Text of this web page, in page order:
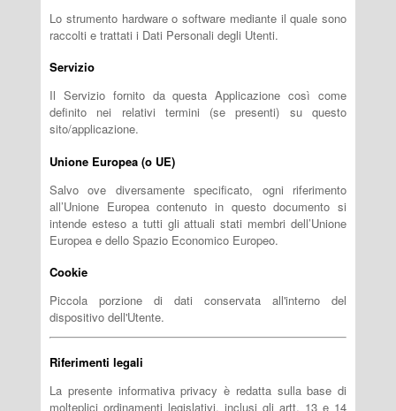
Lo strumento hardware o software mediante il quale sono
raccolti e trattati i Dati Personali degli Utenti.
Servizio
Il Servizio fornito da questa Applicazione così come
definito nei relativi termini (se presenti) su questo
sito/applicazione.
Unione Europea (o UE)
Salvo ove diversamente specificato, ogni riferimento
all’Unione Europea contenuto in questo documento si
intende esteso a tutti gli attuali stati membri dell’Unione
Europea e dello Spazio Economico Europeo.
Cookie
Piccola porzione di dati conservata all'interno del
dispositivo dell'Utente.
Riferimenti legali
La presente informativa privacy è redatta sulla base di
molteplici ordinamenti legislativi, inclusi gli artt. 13 e 14